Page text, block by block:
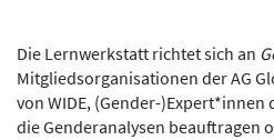
Die Lernwerkstatt richtet sich an
Mitgliedsorganisationen der AG
von WIDE, (Gender-)Expert*innen
die Genderanalysen beauftragen